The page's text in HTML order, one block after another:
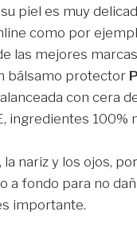
piel es muy
como por
las mejores
bálsamo protector
con cera
ingredientes 100%
la nariz y los ojos,
a fondo para no
importante.